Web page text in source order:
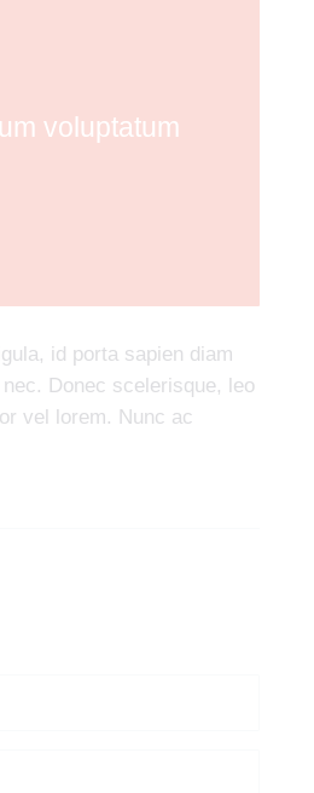
voluptatum
id porta sapien diam
Donec scelerisque, leo
vel lorem. Nunc ac